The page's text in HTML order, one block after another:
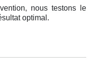
nous testons le
optimal.